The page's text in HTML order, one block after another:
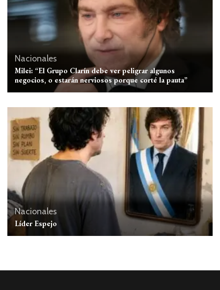
Nacionales
Milei: “El Grupo Clarín debe ver peligrar algunos
negocios, o estarán nerviosos porque corté la pauta”
Nacionales
Líder Espejo